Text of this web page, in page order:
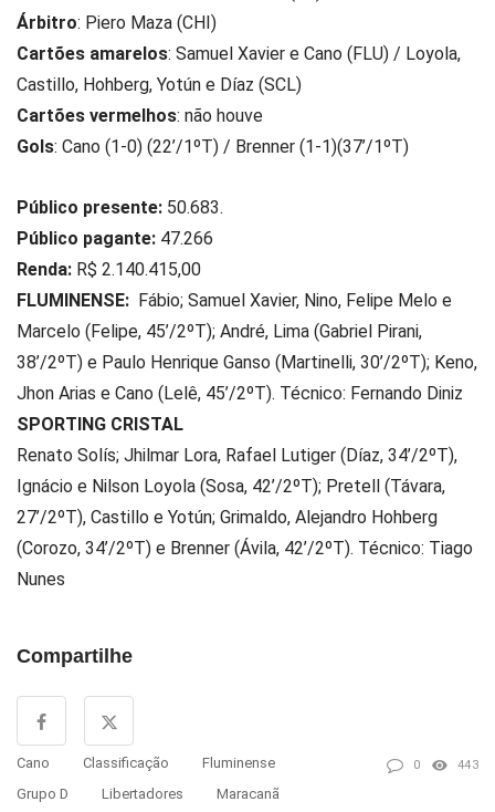
Árbitro: Piero Maza (CHI)
Cartões amarelos: Samuel Xavier e Cano (FLU) / Loyola,
Castillo, Hohberg, Yotún e Díaz (SCL)
Cartões vermelhos: não houve
Gols: Cano (1-0) (22’/1ºT) / Brenner (1-1)(37’/1ºT)
Público presente: 50.683.
Público pagante: 47.266
Renda: R$ 2.140.415,00
FLUMINENSE: Fábio; Samuel Xavier, Nino, Felipe Melo e
Marcelo (Felipe, 45’/2ºT); André, Lima (Gabriel Pirani,
38’/2ºT) e Paulo Henrique Ganso (Martinelli, 30’/2ºT); Keno,
Jhon Arias e Cano (Lelê, 45’/2ºT). Técnico: Fernando Diniz
SPORTING CRISTAL
Renato Solís; Jhilmar Lora, Rafael Lutiger (Díaz, 34’/2ºT),
Ignácio e Nilson Loyola (Sosa, 42’/2ºT); Pretell (Távara,
27’/2ºT), Castillo e Yotún; Grimaldo, Alejandro Hohberg
(Corozo, 34’/2ºT) e Brenner (Ávila, 42’/2ºT). Técnico: Tiago
Nunes
Compartilhe
Cano Classificação
Fluminense
Grupo D
Libertadores
Maracanã
0 443